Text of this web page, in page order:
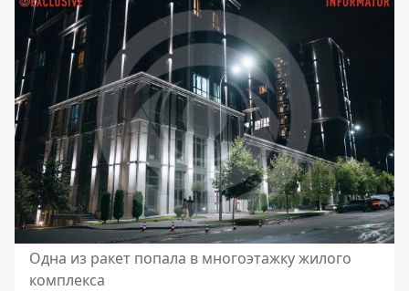
Одна из ракет попала в многоэтажку жилого
комплекса